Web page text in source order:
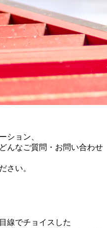
ション、
んなご質問・お問い合わせ
さい。
線でチョイスした